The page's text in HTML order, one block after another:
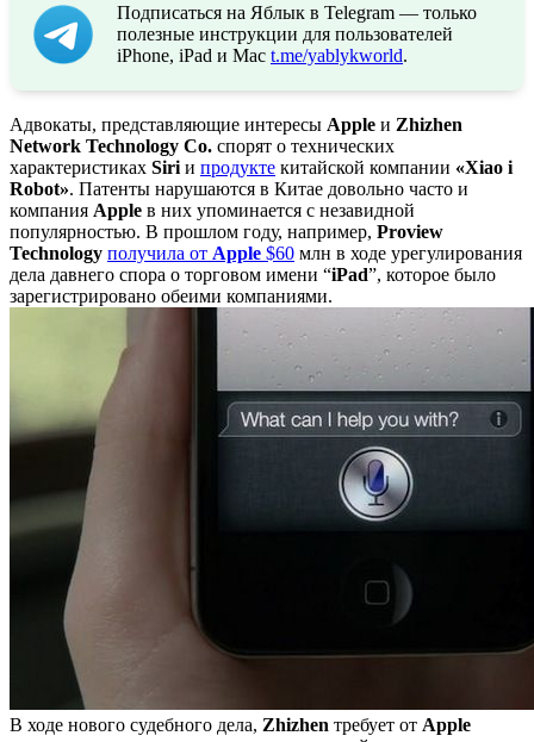
Подписаться на Яблык в Telegram — только
полезные инструкции для пользователей
iPhone, iPad и Mac t.me/yablykworld.
Адвокаты, представляющие интересы Apple и Zhizhen
Network Technology Co. спорят о технических
характеристиках Siri и продукте китайской компании «Xiao i
Robot». Патенты нарушаются в Китае довольно часто и
компания Apple в них упоминается с незавидной
популярностью. В прошлом году, например, Proview
Technology получила от Apple $60 млн в ходе урегулирования
дела давнего спора о торговом имени “iPad”, которое было
зарегистрировано обеими компаниями.
В ходе нового судебного дела, Zhizhen требует от Apple